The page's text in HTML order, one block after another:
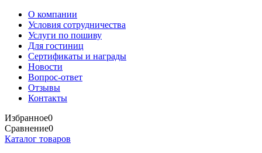
О компании
Условия сотрудничества
Услуги по пошиву
Для гостиниц
Сертификаты и награды
Новости
Вопрос-ответ
Отзывы
Контакты
Избранное0
Сравнение0
Каталог товаров